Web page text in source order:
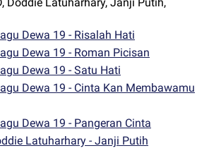
Dewa 19 - Risalah Hati
Dewa 19 - Roman Picisan
Dewa 19 - Satu Hati
Dewa 19 - Cinta Kan Membawamu
Dewa 19 - Pangeran Cinta
Latuharhary - Janji Putih